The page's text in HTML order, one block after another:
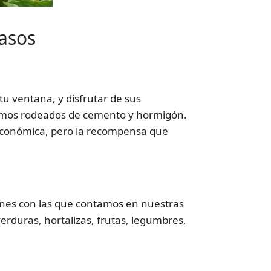
ventana, y disfrutar de sus
rodeados de cemento y hormigón.
pero la recompensa que
con las que contamos en nuestras
hortalizas, frutas, legumbres,